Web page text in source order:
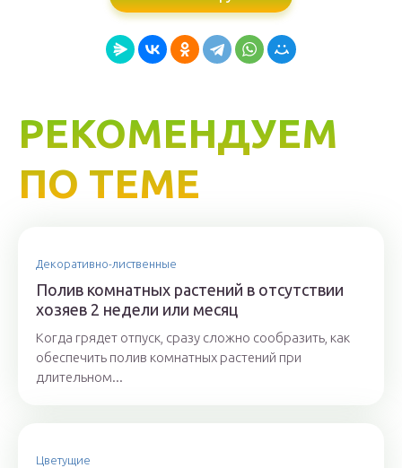
РЕКОМЕНДУЕМ
ПО ТЕМЕ
Декоративно-лиственные
Полив комнатных растений в отсутствии
хозяев 2 недели или месяц
Когда грядет отпуск, сразу сложно сообразить, как
обеспечить полив комнатных растений при
длительном...
Цветущие